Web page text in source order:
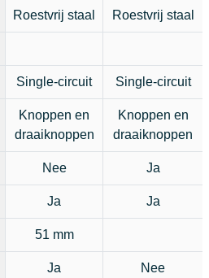
Roestvrij staal Roestvrij staal
Single-circuit Single-circuit
Knoppen en
draaiknoppen
Knoppen en
draaiknoppen
Nee Ja
Ja Ja
51 mm
Ja Nee